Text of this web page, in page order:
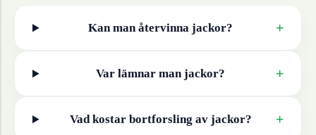
Kan man återvinna jackor? +
Var lämnar man jackor? +
Vad kostar bortforsling av jackor? +